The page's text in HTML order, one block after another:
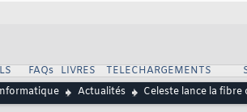
FAQs LIVRES TELECHARGEMENTS
Actualités Celeste lance la